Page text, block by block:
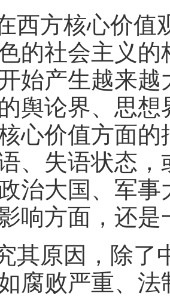
西方核心价值
的社会主义
始产生越来
舆论界、思
心价值方面
、失语状态
治大国、军
响方面，还
其原因，除了
腐败严重、